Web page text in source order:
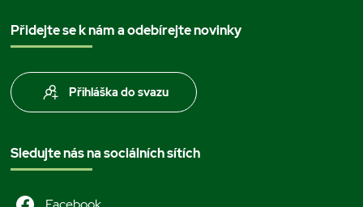
Přidejte se k nám a odebírejte novinky
Přihláška do svazu
Sledujte nás na sociálních sítích